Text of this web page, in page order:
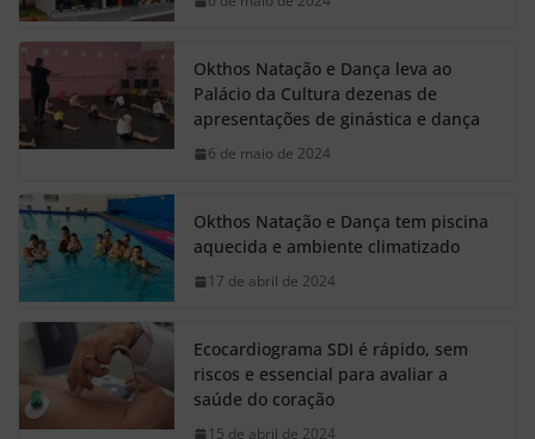
Okthos Natação e Dança leva ao
Palácio da Cultura dezenas de
apresentações de ginástica e dança
6 de maio de 2024
Okthos Natação e Dança tem piscina
aquecida e ambiente climatizado
17 de abril de 2024
Ecocardiograma SDI é rápido, sem
riscos e essencial para avaliar a
saúde do coração
15 de abril de 2024